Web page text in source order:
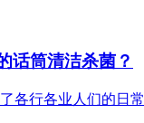
话筒清洁杀菌？
各行各业人们的日